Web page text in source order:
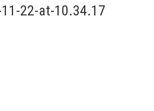
22-at-10.34.17